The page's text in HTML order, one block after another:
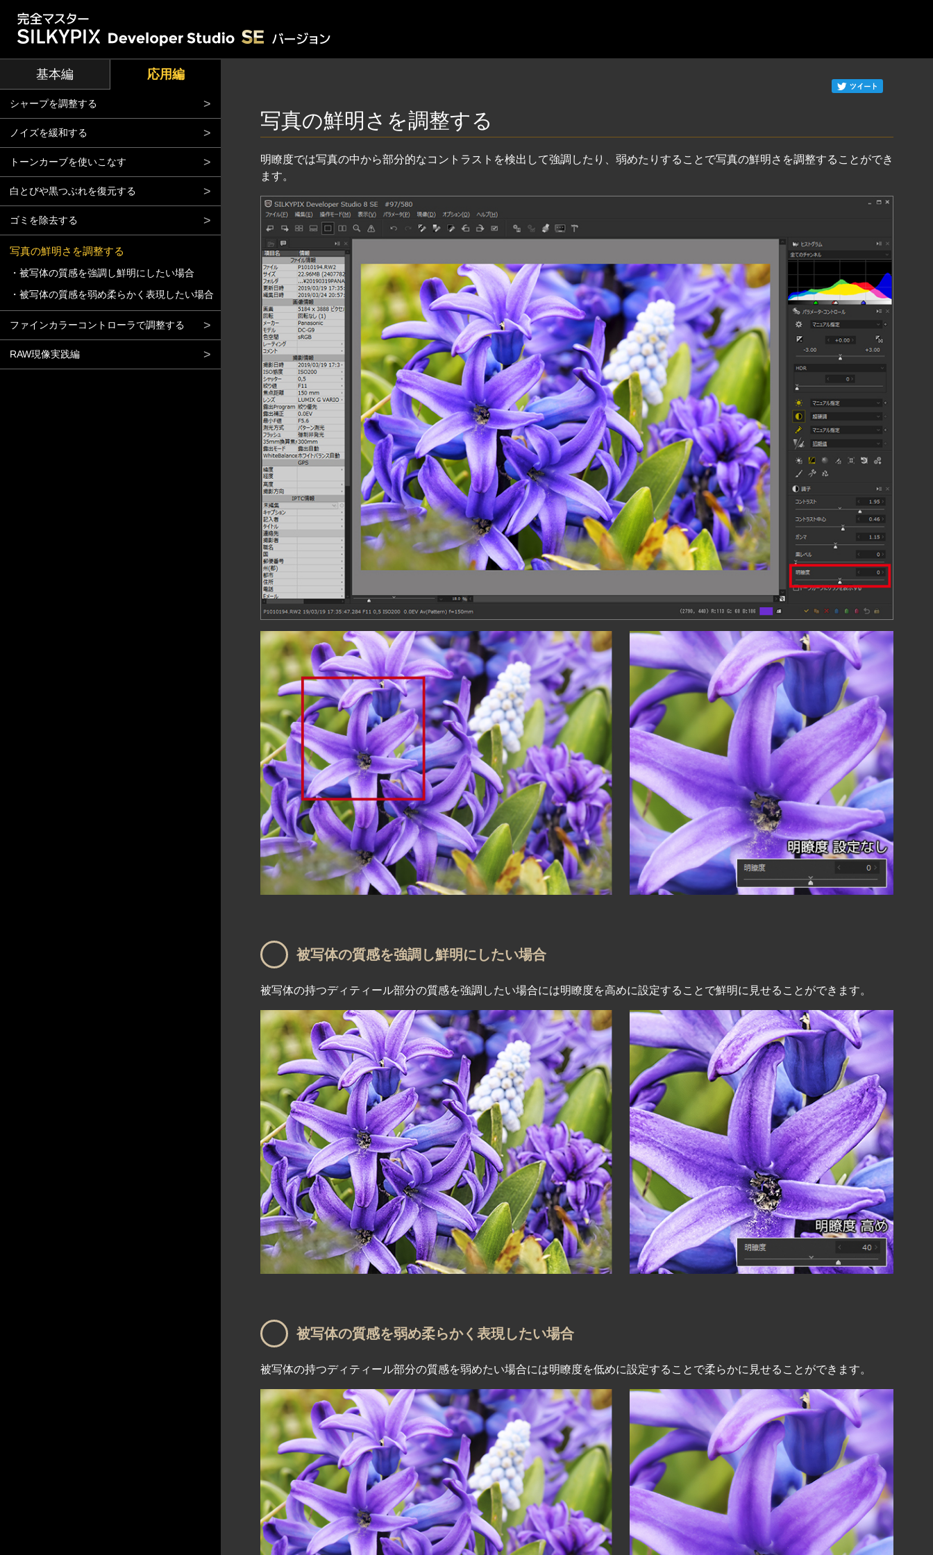
写真の鮮明さを調整する
明瞭度では写真の中から部分的なコントラストを検出して強調したり、弱めたりすることで写真の鮮明さを調整することができ
ます。
被写体の質感を強調し鮮明にしたい場合
被写体の持つディティール部分の質感を強調したい場合には明瞭度を高めに設定することで鮮明に見せることができます。
被写体の質感を弱め柔らかく表現したい場合
被写体の持つディティール部分の質感を弱めたい場合には明瞭度を低めに設定することで柔らかに見せることができます。
基本編 応用編
シャープを調整する
ノイズを緩和する
トーンカーブを使いこなす
白とびや黒つぶれを復元する
ゴミを除去する
写真の鮮明さを調整する
被写体の質感を強調し鮮明にしたい場合
被写体の質感を弱め柔らかく表現したい場合
ファインカラーコントローラで調整する
RAW現像実践編